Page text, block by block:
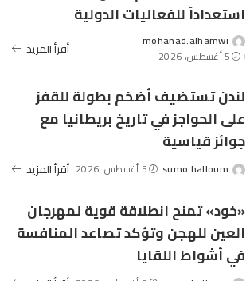
استعداداً للفعاليات الدولية
Posted
by
mohanad.alhamwi
5 أغسطس، 2026
أقرأ المزيد
لندن تستضيف أضخم بطولة للقفز
على الحواجز في تاريخ بريطانيا مع
جوائز قياسية
Posted
sumo halloum 5 أغسطس، 2026 أقرأ المزيد
«خود» تمنح انطلاقة قوية لمهرجان
العين للهجن وتؤكد تصاعد المنافسة
في أشواط اللقايا